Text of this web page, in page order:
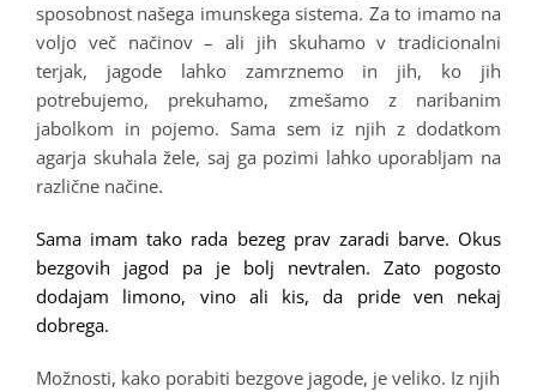
sposobnost našega imunskega sistema. Za to imamo na
voljo več načinov – ali jih skuhamo v tradicionalni
terjak, jagode lahko zamrznemo in jih, ko jih
potrebujemo, prekuhamo, zmešamo z naribanim
jabolkom in pojemo. Sama sem iz njih z dodatkom
agarja skuhala žele, saj ga pozimi lahko uporabljam na
različne načine.
Sama imam tako rada bezeg prav zaradi barve. Okus
bezgovih jagod pa je bolj nevtralen. Zato pogosto
dodajam limono, vino ali kis, da pride ven nekaj
dobrega.
Možnosti, kako porabiti bezgove jagode, je veliko. Iz njih